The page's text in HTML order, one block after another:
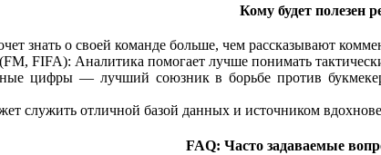
Кому будет полезен
знать о своей команде больше, чем рассказывают
FIFA): Аналитика помогает лучше понимать
цифры — лучший союзник в борьбе против
служить отличной базой данных и источником
FAQ: Часто задаваемые